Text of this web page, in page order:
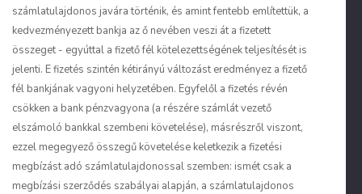
számlatulajdonos javára történik, és amint fentebb említettük, a
kedvezményezett bankja az ő nevében veszi át a fizetett
összeget - egyúttal a fizető fél kötelezettségének teljesítését is
jelenti. E fizetés szintén kétirányú változást eredményez a fizető
fél bankjának vagyoni helyzetében. Egyfelől a fizetés révén
csökken a bank pénzvagyona (a részére számlát vezető
elszámoló bankkal szembeni követelése), másrészről viszont,
ezzel megegyező összegű követelése keletkezik a fizetési
megbízást adó számlatulajdonossal szemben: ismét csak a
megbízási szerződés szabályai alapján, a számlatulajdonos